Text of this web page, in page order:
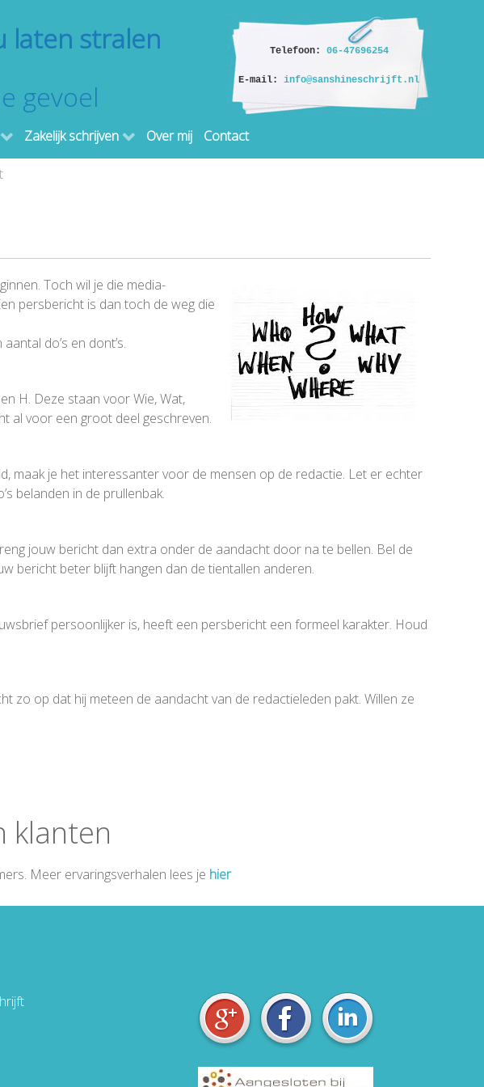
laten stralen
gevoel
Telefoon: 06-47696254
E-mail: info@sanshineschrijft.nl
Zakelijk schrijven Over mij Contact
Toch wil je die media-
persbericht is dan toch de weg die
do’s en dont’s.
H. Deze staan voor Wie, Wat,
al voor een groot deel geschreven.
maak je het interessanter voor de mensen op de redactie. Let er echter
belanden in de prullenbak.
jouw bericht dan extra onder de aandacht door na te bellen. Bel de
bericht beter blijft hangen dan de tientallen anderen.
persoonlijker is, heeft een persbericht een formeel karakter. Houd
zo op dat hij meteen de aandacht van de redactieleden pakt. Willen ze
klanten
Meer ervaringsverhalen lees je hier